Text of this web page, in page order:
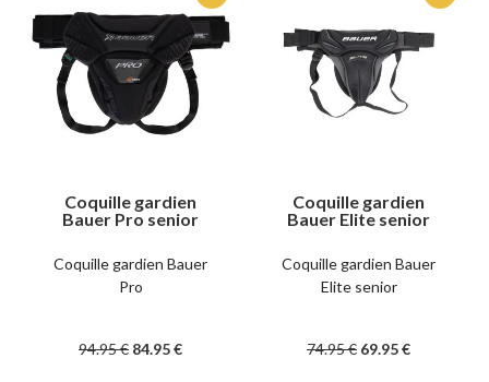
Coquille gardien
Bauer Pro senior
Coquille gardien Bauer
Pro
94.95€ 84.95€
Coquille gardien
Bauer Elite senior
Coquille gardien Bauer
Elite senior
74.95€ 69.95€